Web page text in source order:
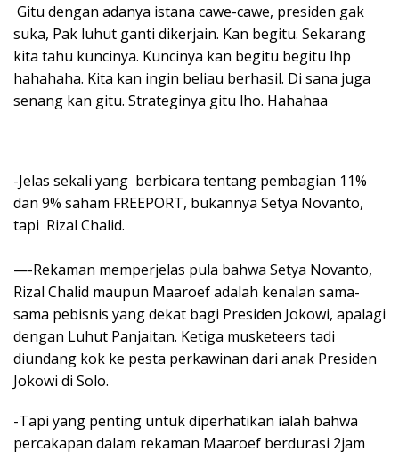
Gitu dengan adanya istana cawe-cawe, presiden gak
suka, Pak luhut ganti dikerjain. Kan begitu. Sekarang
kita tahu kuncinya. Kuncinya kan begitu begitu lhp
hahahaha. Kita kan ingin beliau berhasil. Di sana juga
senang kan gitu. Strateginya gitu lho. Hahahaa
-Jelas sekali yang berbicara tentang pembagian 11%
dan 9% saham FREEPORT, bukannya Setya Novanto,
tapi Rizal Chalid.
—-Rekaman memperjelas pula bahwa Setya Novanto,
Rizal Chalid maupun Maaroef adalah kenalan sama-
sama pebisnis yang dekat bagi Presiden Jokowi, apalagi
dengan Luhut Panjaitan. Ketiga musketeers tadi
diundang kok ke pesta perkawinan dari anak Presiden
Jokowi di Solo.
-Tapi yang penting untuk diperhatikan ialah bahwa
percakapan dalam rekaman Maaroef berdurasi 2jam